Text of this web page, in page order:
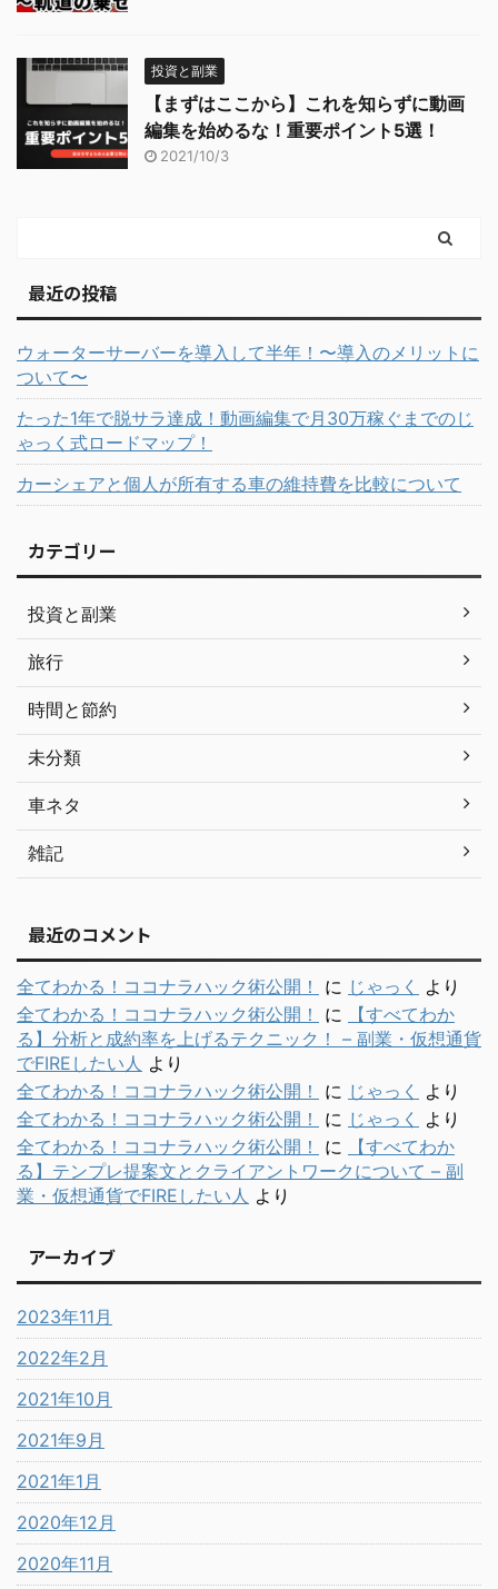
投資と副業
【まずはここから】これを知らずに動画
編集を始めるな！重要ポイント5選！
2021/10/3
最近の投稿
ウォーターサーバーを導入して半年！〜導入のメリットに
ついて〜
たった1年で脱サラ達成！動画編集で月30万稼ぐまでのじ
ゃっく式ロードマップ！
カーシェアと個人が所有する車の維持費を比較について
カテゴリー
投資と副業
旅行
時間と節約
未分類
車ネタ
雑記
最近のコメント
全てわかる！ココナラハック術公開！ に じゃっく
より
全てわかる！ココナラハック術公開！
に
【すべてわか
る】分析と成約率を上げるテクニック！ – 副業・仮想通貨
でFIREしたい人 より
全てわかる！ココナラハック術公開！
に じゃっく
より
全てわかる！ココナラハック術公開！
に じゃっく
より
全てわかる！ココナラハック術公開！
に
【すべてわか
る】テンプレ提案文とクライアントワークについて – 副
業・仮想通貨でFIREしたい人 より
アーカイブ
2023年11月
2022年2月
2021年10月
2021年9月
2021年1月
2020年12月
2020年11月